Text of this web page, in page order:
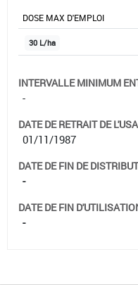
DOSE MAX D'EMPLOI
30 L/ha
INTERVALLE MINIMUM
-
DATE DE RETRAIT DE
01/11/1987
DATE DE FIN DE
-
DATE DE FIN
-